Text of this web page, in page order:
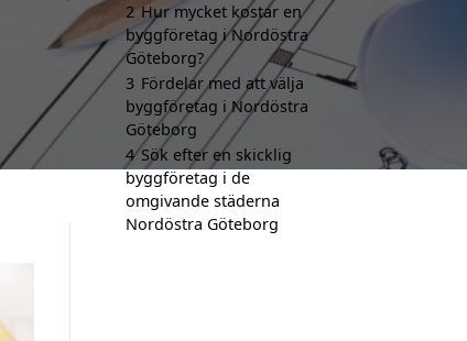
2 Hur mycket kostar en
byggföretag i Nordöstra
Göteborg?
3 Fördelar med att välja
byggföretag i Nordöstra
Göteborg
4 Sök efter en skicklig
byggföretag i de
omgivande städerna
Nordöstra Göteborg